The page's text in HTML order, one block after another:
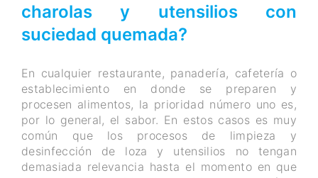
charolas y utensilios con
suciedad quemada?
En cualquier restaurante, panadería, cafetería o
establecimiento en donde se preparen y
procesen alimentos, la prioridad número uno es,
por lo general, el sabor. En estos casos es muy
común que los procesos de limpieza y
desinfección de loza y utensilios no tengan
demasiada relevancia hasta el momento en que